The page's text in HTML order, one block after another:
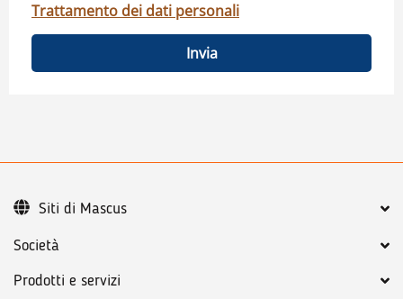
Trattamento dei dati personali
Invia
Società
Prodotti e servizi
Siti di Mascus